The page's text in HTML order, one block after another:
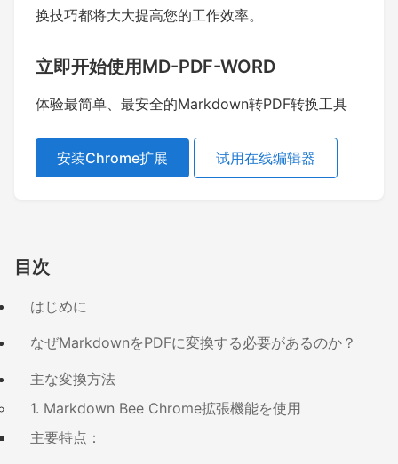
换技巧都将大大提高您的工作效率。
立即开始使用MD-PDF-WORD
体验最简单、最安全的Markdown转PDF转换工具
安装Chrome扩展 试用在线编辑器
目次
はじめに
なぜMarkdownをPDFに変換する必要があるのか？
主な変換方法
1. Markdown Bee Chrome拡張機能を使用
主要特点：